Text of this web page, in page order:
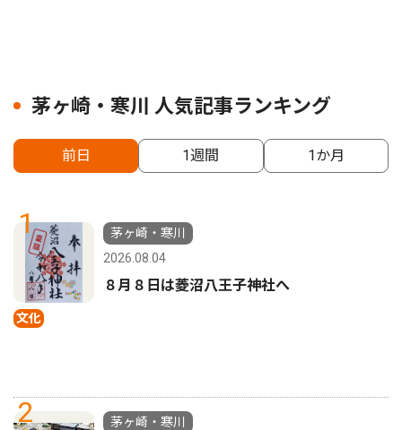
茅ヶ崎・寒川 人気記事ランキング
前日 1週間 1か月
1
文化
茅ヶ崎・寒川
2026.08.04
８月８日は菱沼八王子神社へ
2
茅ヶ崎・寒川